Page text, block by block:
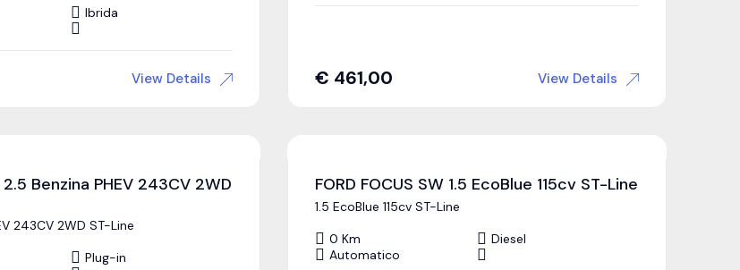
Ibrida
View Details € 461,00 View Details
2.5 Benzina PHEV 243CV 2WD
243CV 2WD ST-Line
Plug-in
FORD FOCUS SW 1.5 EcoBlue 115cv ST-Line
1.5 EcoBlue 115cv ST-Line
0 Km
Diesel
Automatico